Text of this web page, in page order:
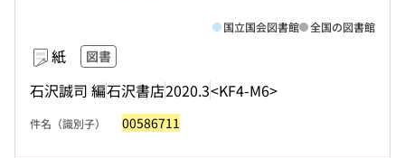
紙 図書
石沢誠司 編石沢書店2020.3<KF4-M6>
国立国会図書館 全国の図書館
件名（識別子） 00586711